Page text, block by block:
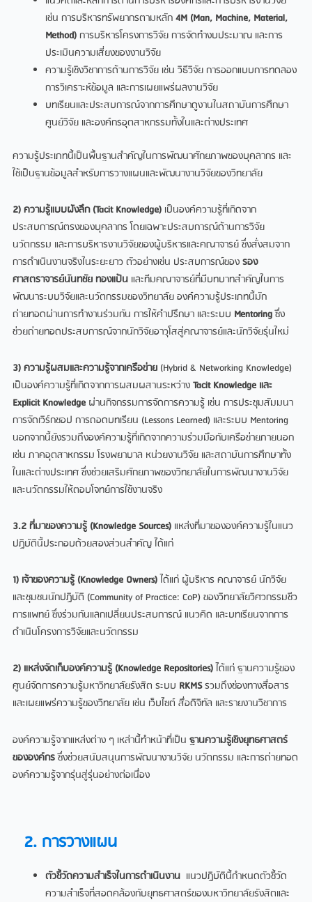
เช่น การบริหารทรัพยากรตามหลัก4M (Man, Machine, Material,
Method)การบริหารโครงการวิจัย การจัดทำงบประมาณ และการ
ประเมินความเสี่ยงของงานวิจัย
ความรู้เชิงวิชาการด้านการวิจัย เช่น วิธีวิจัย การออกแบบการทดลอง
การวิเคราะห์ข้อมูล และการเผยแพร่ผลงานวิจัย
บทเรียนและประสบการณ์จากการศึกษาดูงานในสถาบันการศึกษา
ศูนย์วิจัย และองค์กรอุตสาหกรรมทั้งในและต่างประเทศ
ความรู้ประเภทนี้เป็นพื้นฐานสำคัญในการพัฒนาศักยภาพของบุคลากร และ
ใช้เป็นฐานข้อมูลสำหรับการวางแผนและพัฒนางานวิจัยของวิทยาลัย
2) ความรู้แบบฝังลึก (Tacit Knowledge) เป็นองค์ความรู้ที่เกิดจาก
ประสบการณ์ตรงของบุคลากร โดยเฉพาะประสบการณ์ด้านการวิจัย
นวัตกรรม และการบริหารงานวิจัยของผู้บริหารและคณาจารย์ ซึ่งสั่งสมจาก
การดำเนินงานจริงในระยะยาว ตัวอย่างเช่น ประสบการณ์ของรอง
ศาสตราจารย์นันทชัย ทองแป้น และทีมคณาจารย์ที่มีบทบาทสำคัญในการ
พัฒนาระบบวิจัยและนวัตกรรมของวิทยาลัย องค์ความรู้ประเภทนี้มัก
ถ่ายทอดผ่านการทำงานร่วมกัน การให้คำปรึกษา และระบบ Mentoringซึ่ง
ช่วยถ่ายทอดประสบการณ์จากนักวิจัยอาวุโสสู่คณาจารย์และนักวิจัยรุ่นใหม่
3) ความรู้ผสมและความรู้จากเครือข่าย (Hybrid & Networking Knowledge)
เป็นองค์ความรู้ที่เกิดจากการผสมผสานระหว่างTacit Knowledge และ
Explicit Knowledge ผ่านกิจกรรมการจัดการความรู้ เช่น การประชุมสัมมนา
การจัดเวิร์กชอป การถอดบทเรียน (Lessons Learned) และระบบ Mentoring
นอกจากนี้ยังรวมถึงองค์ความรู้ที่เกิดจากความร่วมมือกับเครือข่ายภายนอก
เช่น ภาคอุตสาหกรรม โรงพยาบาล หน่วยงานวิจัย และสถาบันการศึกษาทั้ง
ในและต่างประเทศ ซึ่งช่วยเสริมศักยภาพของวิทยาลัยในการพัฒนางานวิจัย
และนวัตกรรมให้ตอบโจทย์การใช้งานจริง
3.2 ที่มาของความรู้ (Knowledge Sources) แหล่งที่มาขององค์ความรู้ในแนว
ปฏิบัตินี้ประกอบด้วยสองส่วนสำคัญ ได้แก่
1) เจ้าของความรู้ (Knowledge Owners)ได้แก่ ผู้บริหาร คณาจารย์ นักวิจัย
และชุมชนนักปฏิบัติ (Community of Practice: CoP) ของวิทยาลัยวิศวกรรมชีว
การแพทย์ ซึ่งร่วมกันแลกเปลี่ยนประสบการณ์ แนวคิด และบทเรียนจากการ
ดำเนินโครงการวิจัยและนวัตกรรม
2) แหล่งจัดเก็บองค์ความรู้ (Knowledge Repositories)ได้แก่ ฐานความรู้ของ
ศูนย์จัดการความรู้มหาวิทยาลัยรังสิต ระบบ RKMSรวมถึงช่องทางสื่อสาร
และเผยแพร่ความรู้ของวิทยาลัย เช่น เว็บไซต์ สื่อดิจิทัล และรายงานวิชาการ
องค์ความรู้จากแหล่งต่าง ๆ เหล่านี้ทำหน้าที่เป็นฐานความรู้เชิงยุทธศาสตร์
ขององค์กรซึ่งช่วยสนับสนุนการพัฒนางานวิจัย นวัตกรรม และการถ่ายทอด
องค์ความรู้จากรุ่นสู่รุ่นอย่างต่อเนื่อง
2. การวางแผน
ตัวชี้วัดความสำเร็จในการดำเนินงาน แนวปฏิบัตินี้กำหนดตัวชี้วัด
ความสำเร็จที่สอดคล้องกับยุทธศาสตร์ของมหาวิทยาลัยรังสิตและ